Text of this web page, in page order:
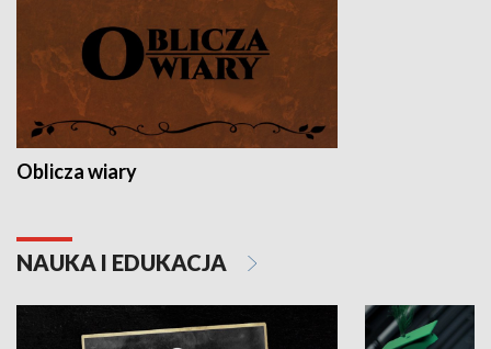
Oblicza wiary
NAUKA I EDUKACJA